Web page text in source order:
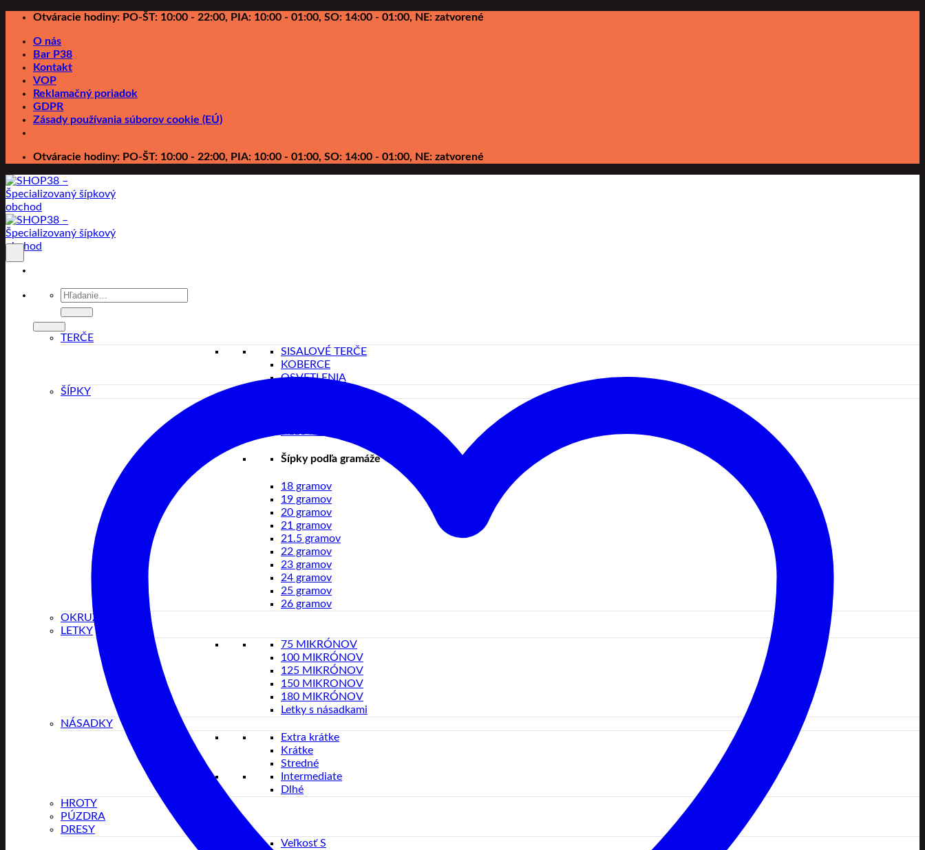
Preskočiť
obsah
Otváracie hodiny: PO-ŠT: 10:00 - 22:00, PIA: 10:00 - 01:00, SO: 14:00 - 01:00, NE: zatvorené
O nás
Bar P38
Kontakt
VOP
Reklamačný poriadok
GDPR
Zásady používania súborov cookie (EÚ)
Otváracie hodiny: PO-ŠT: 10:00 - 22:00, PIA: 10:00 - 01:00, SO: 14:00 - 01:00, NE: zatvorené
Hľadať:
TERČE
SISALOVÉ TERČE
KOBERCE
OSVETLENIA
ŠÍPKY
Šípky podľa gramáže
18 gramov
19 gramov
20 gramov
21 gramov
21.5 gramov
22 gramov
23 gramov
24 gramov
25 gramov
26 gramov
OKRUŽIA
LETKY
75 MIKRÓNOV
100 MIKRÓNOV
125 MIKRÓNOV
150 MIKRONOV
180 MIKRÓNOV
Letky s násadkami
NÁSADKY
Extra krátke
Krátke
Stredné
Intermediate
Dlhé
HROTY
PÚZDRA
DRESY
Veľkosť S